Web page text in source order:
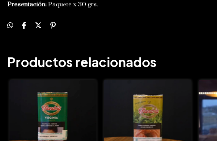
Presentación:Paquete x 30 grs.
Productos relacionados